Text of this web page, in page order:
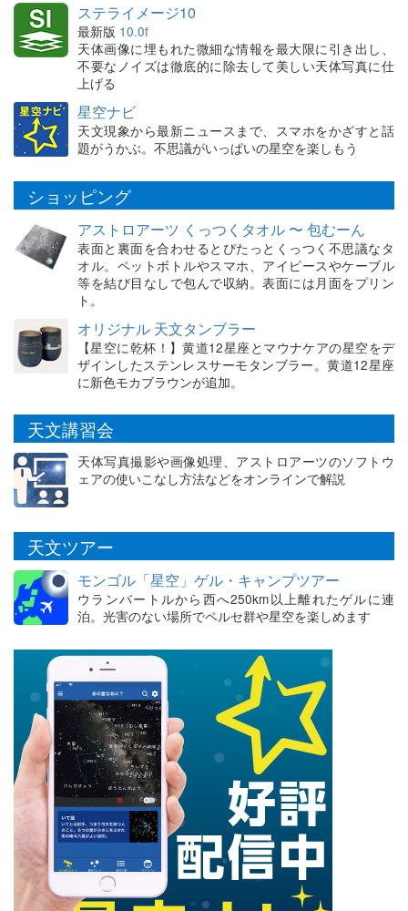
ステライメージ10
最新版 10.0f
天体画像に埋もれた微細な情報を最大限に引き出し、
不要なノイズは徹底的に除去して美しい天体写真に仕
上げる
星空ナビ
天文現象から最新ニュースまで、スマホをかざすと話
題がうかぶ。不思議がいっぱいの星空を楽しもう
ショッピング
アストロアーツ くっつくタオル 〜 包むーん
表面と裏面を合わせるとぴたっとくっつく不思議なタ
オル。ペットボトルやスマホ、アイピースやケーブル
等を結び目なしで包んで収納。表面には月面をプリン
ト。
オリジナル 天文タンブラー
【星空に乾杯！】黄道12星座とマウナケアの星空をデ
ザインしたステンレスサーモタンブラー。黄道12星座
に新色モカブラウンが追加。
天文講習会
天体写真撮影や画像処理、アストロアーツのソフトウ
ェアの使いこなし方法などをオンラインで解説
天文ツアー
モンゴル「星空」ゲル・キャンプツアー
ウランバートルから西へ250km以上離れたゲルに連
泊。光害のない場所でペルセ群や星空を楽しめます